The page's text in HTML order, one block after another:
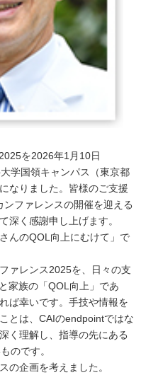
を2026年1月10日
学国領キャンパス（東京都
なりました。皆様のご支援
ファレンスの開催を迎える
深く感謝申し上げます。
んのQOL向上にむけて」で
ァレンス2025を、日々の支
家族の「QOL向上」であ
ば幸いです。手技や情報を
とは、CAIのendpointではな
く理解し、指導の先にある
のです。
の企画を考えました。